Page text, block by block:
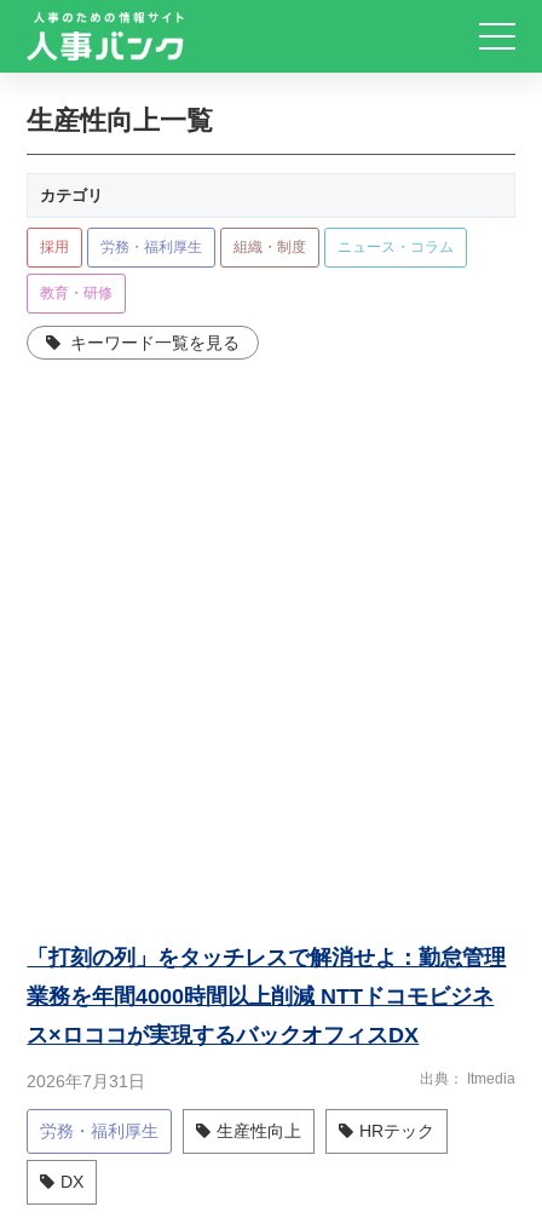
生産性向上一覧
カテゴリ
採用 労務・福利厚生 組織・制度 ニュース・コラム
教育・研修
キーワード一覧を見る
「打刻の列」をタッチレスで解消せよ：勤怠管理
業務を年間4000時間以上削減 NTTドコモビジネ
ス×ロココが実現するバックオフィスDX
2026年7月31日 出典 Itmedia
労務・福利厚生 生産性向上 HRテック
DX